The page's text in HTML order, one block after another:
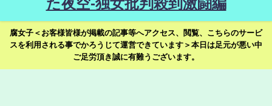
た夜空-独女批判殺到激闘編
腐女子＜お客様皆様が掲載の記事等へアクセス、閲覧、こちらのサービ
スを利用される事でかろうじて運営できています＞本日は足元が悪い中
ご足労頂き誠に有難うございます。